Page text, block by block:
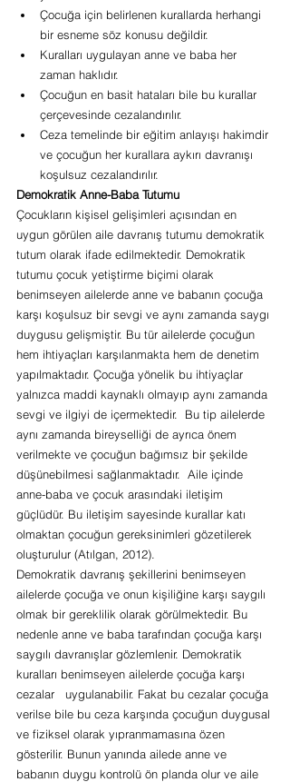
Çocuğa için belirlenen kurallarda herhangi
bir esneme söz konusu değildir.
Kuralları uygulayan anne ve baba her
zaman haklıdır.
Çocuğun en basit hataları bile bu kurallar
çerçevesinde cezalandırılır.
Ceza temelinde bir eğitim anlayışı hakimdir
ve çocuğun her kurallara aykırı davranışı
koşulsuz cezalandırılır.
Demokratik Anne-Baba Tutumu
Çocukların kişisel gelişimleri açısından en
uygun görülen aile davranış tutumu demokratik
tutum olarak ifade edilmektedir. Demokratik
tutumu çocuk yetiştirme biçimi olarak
benimseyen ailelerde anne ve babanın çocuğa
karşı koşulsuz bir sevgi ve aynı zamanda saygı
duygusu gelişmiştir. Bu tür ailelerde çocuğun
hem ihtiyaçları karşılanmakta hem de denetim
yapılmaktadır. Çocuğa yönelik bu ihtiyaçlar
yalnızca maddi kaynaklı olmayıp aynı zamanda
sevgi ve ilgiyi de içermektedir.  Bu tip ailelerde
aynı zamanda bireyselliği de ayrıca önem
verilmekte ve çocuğun bağımsız bir şekilde
düşünebilmesi sağlanmaktadır.  Aile içinde
anne-baba ve çocuk arasındaki iletişim
güçlüdür. Bu iletişim sayesinde kurallar katı
olmaktan çocuğun gereksinimleri gözetilerek
oluşturulur (Atılgan, 2012).
Demokratik davranış şekillerini benimseyen
ailelerde çocuğa ve onun kişiliğine karşı saygılı
olmak bir gereklilik olarak görülmektedir. Bu
nedenle anne ve baba tarafından çocuğa karşı
saygılı davranışlar gözlemlenir. Demokratik
kuralları benimseyen ailelerde çocuğa karşı
cezalar   uygulanabilir. Fakat bu cezalar çocuğa
verilse bile bu ceza karşında çocuğun duygusal
ve fiziksel olarak yıpranmamasına özen
gösterilir. Bunun yanında ailede anne ve
babanın duygu kontrolü ön planda olur ve aile